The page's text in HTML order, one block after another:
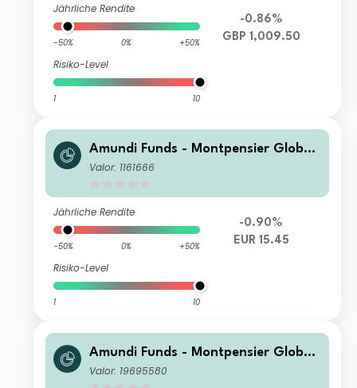
Jährliche Rendite
-50% 0% +50%
Risiko-Level
1 10
-0.86%
GBP 1,009.50
Amundi Funds - Montpensier Global
Convertible Bond A EUR (D)
Valor: 1161666
Jährliche Rendite
-50% 0% +50%
Risiko-Level
1 10
-0.90%
EUR 15.45
Amundi Funds - Montpensier Global
Convertible Bond R EUR (C)
Valor: 19695580